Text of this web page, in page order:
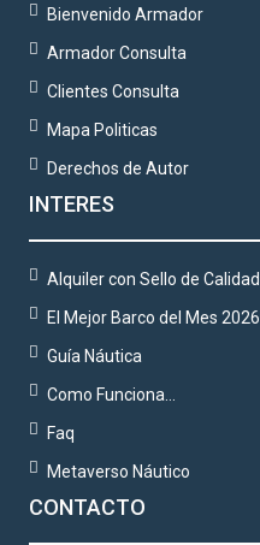
Bienvenido Armador
Armador Consulta
Clientes Consulta
Mapa Politicas
Derechos de Autor
INTERES
Alquiler con Sello de Calidad
El Mejor Barco del Mes 2026
Guía Náutica
Como Funciona…
Faq
Metaverso Náutico
CONTACTO